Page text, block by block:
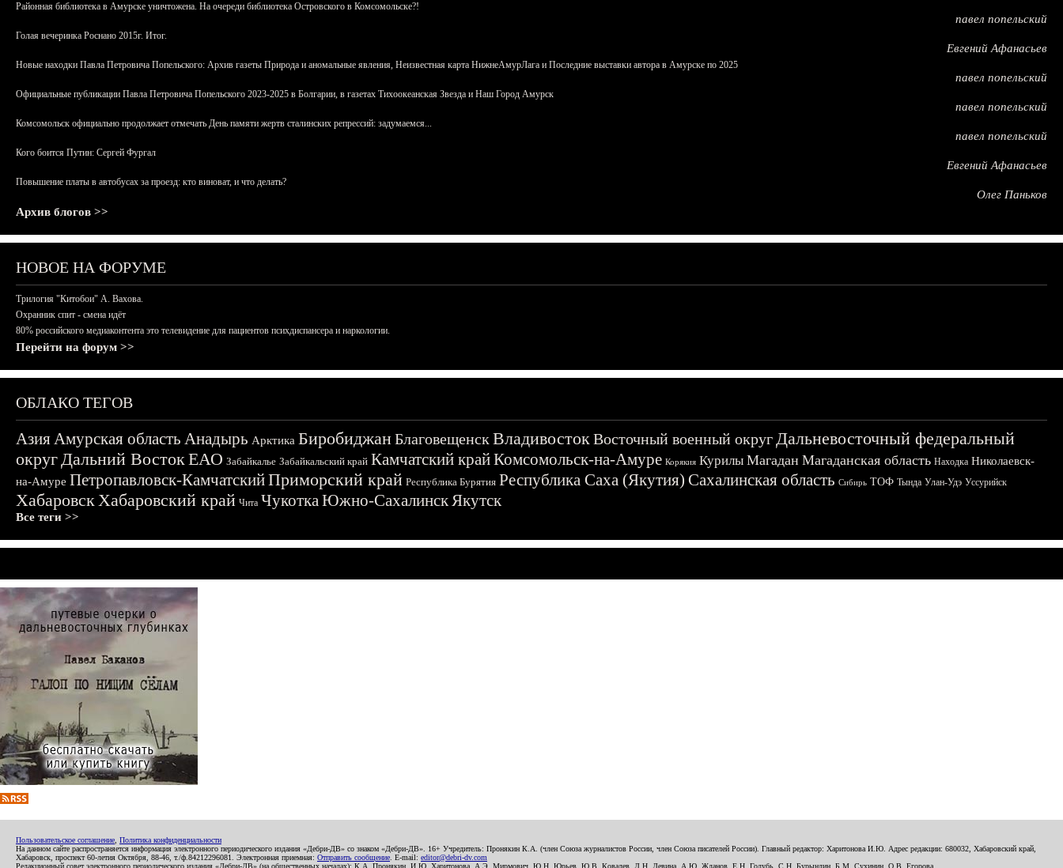
Районная библиотека в Амурске уничтожена. На очереди библиотека Островского в Комсомольске?!
павел попельский
Голая вечеринка Роснано 2015г. Итог.
Евгений Афанасьев
Новые находки Павла Петровича Попельского: Архив газеты Природа и аномальные явления, Неизвестная карта НижнеАмурЛага и Последние выставки автора в Амурске по 2025
павел попельский
Официальные публикации Павла Петровича Попельского 2023-2025 в Болгарии, в газетах Тихоокеанская Звезда и Наш Город Амурск
павел попельский
Комсомольск официально продолжает отмечать День памяти жертв сталинских репрессий: задумаемся...
павел попельский
Кого боится Путин: Сергей Фургал
Евгений Афанасьев
Повышение платы в автобусах за проезд: кто виноват, и что делать?
Олег Паньков
Архив блогов >>
НОВОЕ НА ФОРУМЕ
Трилогия "Китобои" А. Вахова.
Охранник спит - смена идёт
80% российского медиаконтента это телевидение для пациентов психдиспансера и наркологии.
Перейти на форум >>
ОБЛАКО ТЕГОВ
АзияАмурская область Анадырь Арктика БиробиджанБлаговещенскВладивостокВосточный военный округДальневосточный федеральный
округДальний ВостокЕАО Забайкалье Забайкальский край Камчатский крайКомсомольск-на-Амуре Корякия Курилы Магадан Магаданская область Находка Николаевск-
на-Амуре Петропавловск-КамчатскийПриморский край Республика Бурятия Республика Саха (Якутия) Сахалинская область Сибирь ТОФ Тында Улан-Удэ Уссурийск
ХабаровскХабаровский край Чита ЧукоткаЮжно-СахалинскЯкутск
Все теги >>
Пользовательское соглашение Политика конфиденциальности
На данном сайте распространяется информация электронного периодического издания «Дебри-ДВ» со знаком «Дебри-ДВ». 16+ Учредитель: Пронякин К.А. (член Союза журналистов России, член Союза писателей России). Главный редактор: Харитонова И.Ю. Адрес редакции: 680032, Хабаровский край,
Хабаровск, проспект 60-летия Октября, 88-46, т./ф.84212296081. Электронная приемная: Отправить сообщение . E-mail: editor@debri-dv.com
Редакционный совет электронного периодического издания «Дебри-ДВ» (на общественных началах): К.А. Пронякин, И.Ю. Харитонова, А.Э. Мирмович, Ю.Н. Юрьев, Ю.В. Ковалев, Л.Н. Левина, А.Ю. Жданов, Е.Н. Голубь, С.Н. Бурындин, Б.М. Сухинин, О.В. Егорова